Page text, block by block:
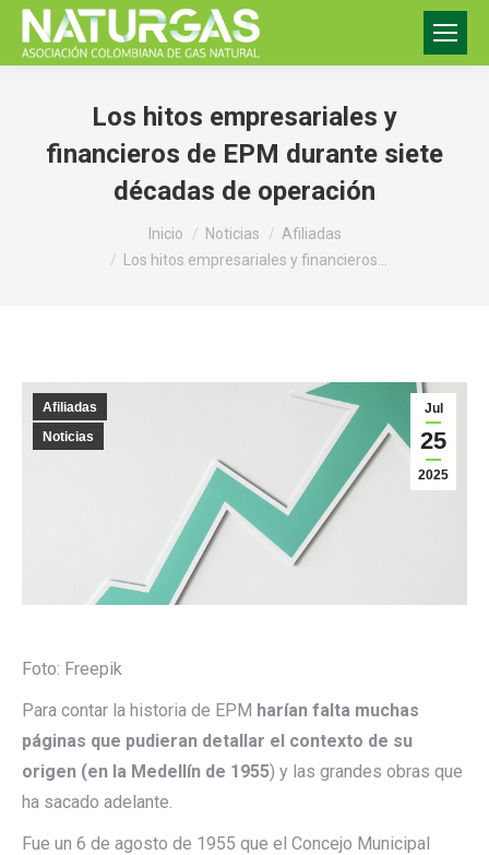
Los hitos empresariales y
financieros de EPM durante siete
décadas de operación
Inicio Noticias
Afiliadas
Los hitos empresariales y financieros…
Jul
25
2025
Afiliadas
Noticias
Foto: Freepik
Para contar la historia de EPM harían falta muchas
páginas que pudieran detallar el contexto de su
origen (en la Medellín de 1955) y las grandes obras que
ha sacado adelante.
Fue un 6 de agosto de 1955 que el Concejo Municipal